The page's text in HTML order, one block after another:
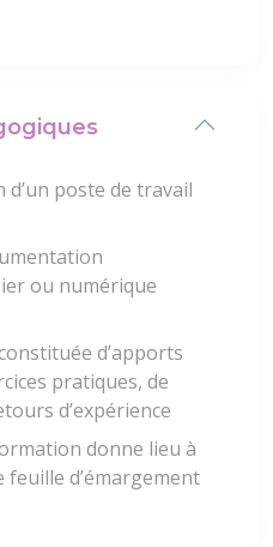
poste de travail
ou numérique
d’apports
pratiques, de
d’expérience
donne lieu à
feuille d’émargement